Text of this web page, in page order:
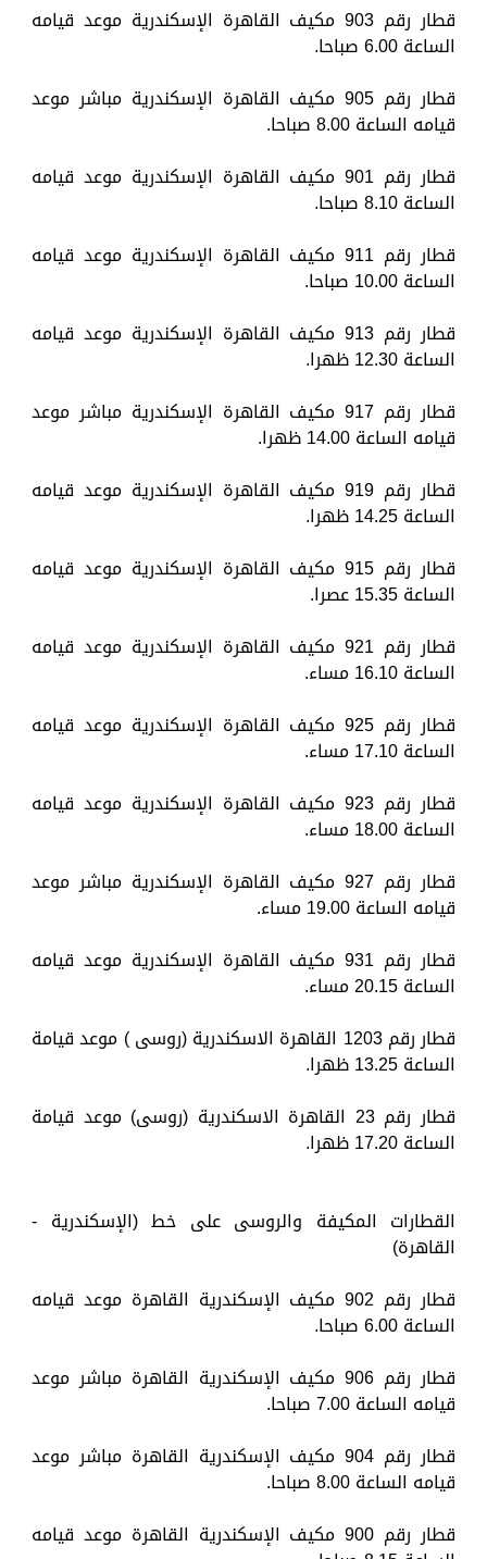
قطار رقم 903 مكيف القاهرة الإسكندرية موعد قيامه
الساعة 6.00 صباحا.
قطار رقم 905 مكيف القاهرة الإسكندرية مباشر موعد
قيامه الساعة 8.00 صباحا.
قطار رقم 901 مكيف القاهرة الإسكندرية موعد قيامه
الساعة 8.10 صباحا.
قطار رقم 911 مكيف القاهرة الإسكندرية موعد قيامه
الساعة 10.00 صباحا.
قطار رقم 913 مكيف القاهرة الإسكندرية موعد قيامه
الساعة 12.30 ظهرا.
قطار رقم 917 مكيف القاهرة الإسكندرية مباشر موعد
قيامه الساعة 14.00 ظهرا.
قطار رقم 919 مكيف القاهرة الإسكندرية موعد قيامه
الساعة 14.25 ظهرا.
قطار رقم 915 مكيف القاهرة الإسكندرية موعد قيامه
الساعة 15.35 عصرا.
قطار رقم 921 مكيف القاهرة الإسكندرية موعد قيامه
الساعة 16.10 مساء.
قطار رقم 925 مكيف القاهرة الإسكندرية موعد قيامه
الساعة 17.10 مساء.
قطار رقم 923 مكيف القاهرة الإسكندرية موعد قيامه
الساعة 18.00 مساء.
قطار رقم 927 مكيف القاهرة الإسكندرية مباشر موعد
قيامه الساعة 19.00 مساء.
قطار رقم 931 مكيف القاهرة الإسكندرية موعد قيامه
الساعة 20.15 مساء.
قطار رقم 1203 القاهرة الاسكندرية (روسى ) موعد قيامة
الساعة 13.25 ظهرا.
قطار رقم 23 القاهرة الاسكندرية (روسى) موعد قيامة
الساعة 17.20 ظهرا.
القطارات المكيفة والروسى على خط (الإسكندرية -
القاهرة)
قطار رقم 902 مكيف الإسكندرية القاهرة موعد قيامه
الساعة 6.00 صباحا.
قطار رقم 906 مكيف الإسكندرية القاهرة مباشر موعد
قيامه الساعة 7.00 صباحا.
قطار رقم 904 مكيف الإسكندرية القاهرة مباشر موعد
قيامه الساعة 8.00 صباحا.
قطار رقم 900 مكيف الإسكندرية القاهرة موعد قيامه